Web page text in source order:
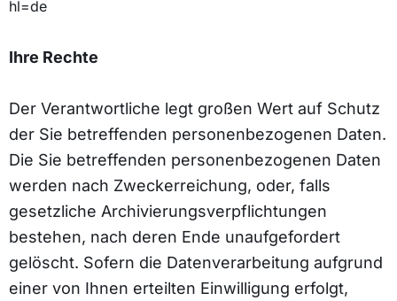
hl=de
Ihre Rechte
Der Verantwortliche legt großen Wert auf Schutz
der Sie betreffenden personenbezogenen Daten.
Die Sie betreffenden personenbezogenen Daten
werden nach Zweckerreichung, oder, falls
gesetzliche Archivierungsverpflichtungen
bestehen, nach deren Ende unaufgefordert
gelöscht. Sofern die Datenverarbeitung aufgrund
einer von Ihnen erteilten Einwilligung erfolgt,